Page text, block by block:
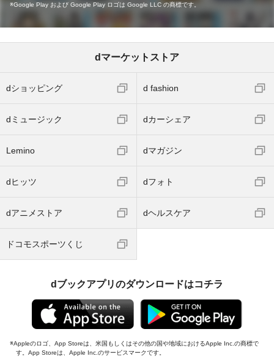
Google Play および Google Play ロゴは Google LLC の商標です。
dマーケットストア
dショッピング d fashion
dミュージック dカーシェア
Lemino dマガジン
dヒッツ dフォト
dアニメストア dヘルスケア
ドコモスポーツくじ
dブックアプリのダウンロードはコチラ
Appleのロゴ、App Storeは、米国もしくはその他の国や地域におけるApple Inc.の商標で
す。App Storeは、Apple Inc.のサービスマークです。